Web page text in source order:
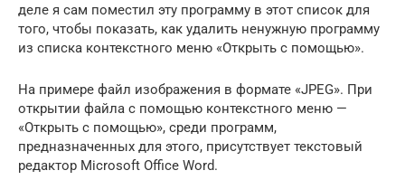
деле я сам поместил эту программу в этот список для
того, чтобы показать, как удалить ненужную программу
из списка контекстного меню «Открыть с помощью».
На примере файл изображения в формате «JPEG». При
открытии файла с помощью контекстного меню —
«Открыть с помощью», среди программ,
предназначенных для этого, присутствует текстовый
редактор Microsoft Office Word.